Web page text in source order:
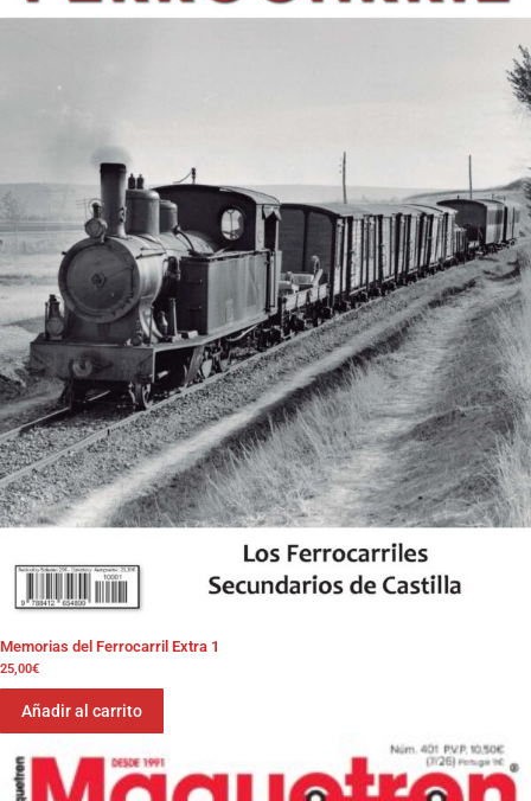
Memorias del Ferrocarril Extra 1
25,00€
Añadir al carrito